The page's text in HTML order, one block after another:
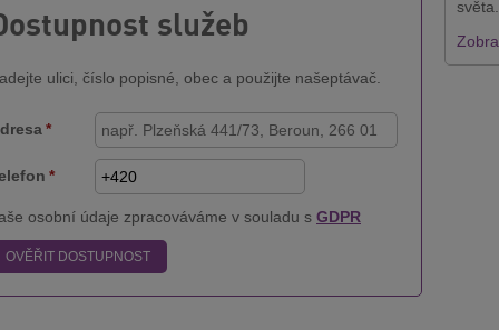
služeb
ulici, číslo popisné, obec a použijte našeptávač.
*
*
osobní údaje zpracováváme v souladu s GDPR
OVĚŘIT DOSTUPNOST